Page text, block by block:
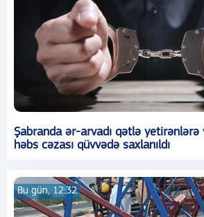
Şabranda ər-arvadı qətlə
həbs cəzası qüvvədə saxlanıldı
Bu gün, 12:32